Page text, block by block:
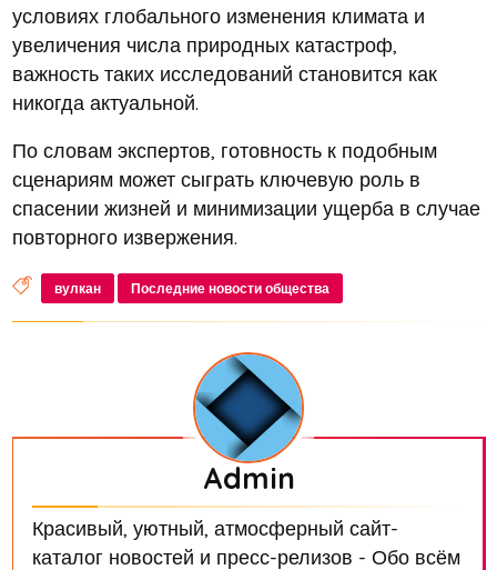
условиях глобального изменения климата и
увеличения числа природных катастроф,
важность таких исследований становится как
никогда актуальной.
По словам экспертов, готовность к подобным
сценариям может сыграть ключевую роль в
спасении жизней и минимизации ущерба в случае
повторного извержения.
вулкан Последние новости общества
Admin
Красивый, уютный, атмосферный сайт-
каталог новостей и пресс-релизов - Обо всём